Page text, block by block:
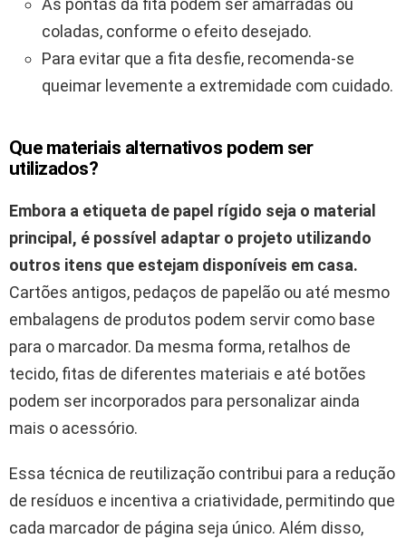
As pontas da fita podem ser amarradas ou
coladas, conforme o efeito desejado.
Para evitar que a fita desfie, recomenda-se
queimar levemente a extremidade com cuidado.
Que materiais alternativos podem ser
utilizados?
Embora a etiqueta de papel rígido seja o material
principal, é possível adaptar o projeto utilizando
outros itens que estejam disponíveis em casa.
Cartões antigos, pedaços de papelão ou até mesmo
embalagens de produtos podem servir como base
para o marcador. Da mesma forma, retalhos de
tecido, fitas de diferentes materiais e até botões
podem ser incorporados para personalizar ainda
mais o acessório.
Essa técnica de reutilização contribui para a redução
de resíduos e incentiva a criatividade, permitindo que
cada marcador de página seja único. Além disso,